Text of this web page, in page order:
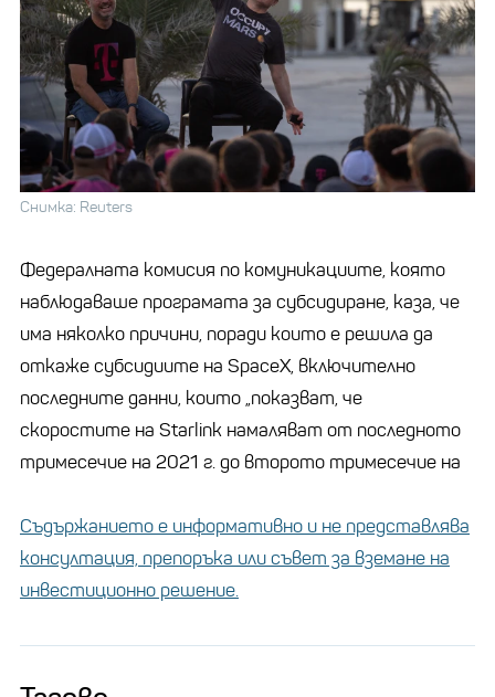
Снимка: Reuters
Федералната комисия по комуникациите, която
наблюдаваше програмата за субсидиране, каза, че
има няколко причини, поради които е решила да
откаже субсидиите на SpaceX, включително
последните данни, които „показват, че
скоростите на Starlink намаляват от последното
тримесечие на 2021 г. до второто тримесечие на
Съдържанието е информативно и не представлява
консултация, препоръка или съвет за вземане на
инвестиционно решение.